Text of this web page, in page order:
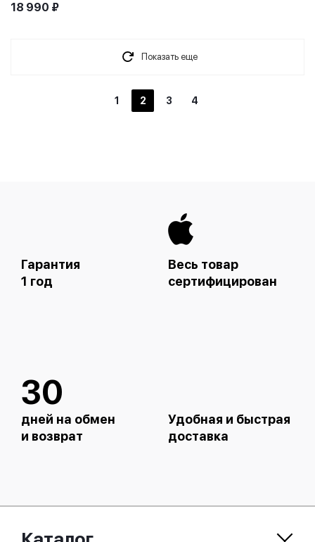
18 990 ₽
Показать еще
1 2 3 4
Гарантия
1 год
Весь товар
сертифицирован
30
дней на обмен
и возврат
Удобная и быстрая
доставка